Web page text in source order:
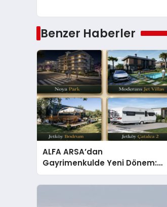
Benzer Haberler
ALFA ARSA’dan
Gayrimenkulde Yeni Dönem:
Premium Yaşam ve Yatırım
Fırsatları Bir Arada